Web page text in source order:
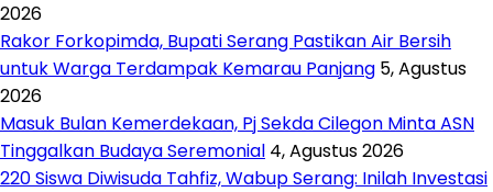
2026
Rakor Forkopimda, Bupati Serang Pastikan Air Bersih
untuk Warga Terdampak Kemarau Panjang 5, Agustus
2026
Masuk Bulan Kemerdekaan, Pj Sekda Cilegon Minta ASN
Tinggalkan Budaya Seremonial 4, Agustus 2026
220 Siswa Diwisuda Tahfiz, Wabup Serang: Inilah Investasi